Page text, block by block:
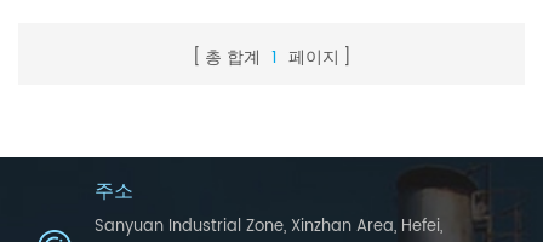
총 합계 1 페이지
주소
Sanyuan Industrial Zone, Xinzhan Area, Hefei,